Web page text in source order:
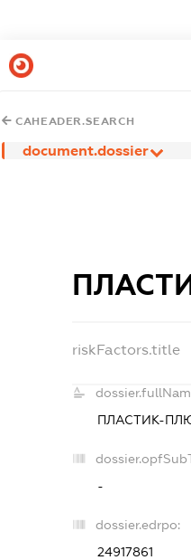
CAHEADER.SEARCH
document.dossier
riskFactors.title
ПЛАСТИК-
-
dossier.edrpo:
24917861